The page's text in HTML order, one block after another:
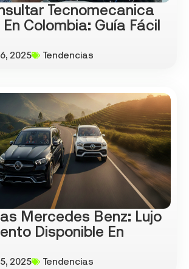
Tecnomecanica
Colombia: Guía Fácil
2025 Tendencias
Mercedes Benz: Lujo
Disponible En
2025 Tendencias